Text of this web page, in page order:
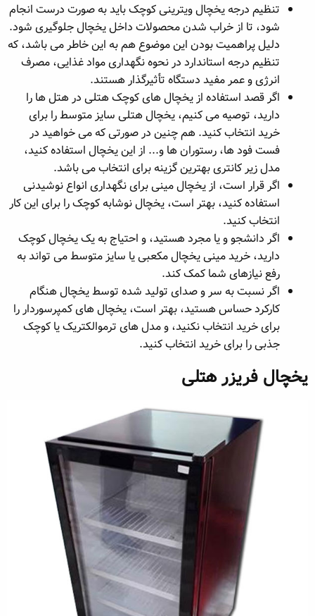
تنظیم درجه یخچال‌ ویترینی کوچک باید به صورت درست انجام
شود، تا از خراب شدن محصولات داخل یخچال جلوگیری شود.
دلیل پراهمیت بودن این موضوع هم به این خاطر می باشد، که
تنظیم درجه استاندارد در نحوه نگهداری مواد غذایی، مصرف
انرژی و عمر مفید دستگاه تأثیرگذار هستند.
اگر قصد استفاده از یخچال های کوچک هتلی در هتل ها را
دارید، توصیه می کنیم، یخچال هتلی سایز متوسط را برای
خرید انتخاب کنید. هم چنین در صورتی که می خواهید در
فست فود ها، رستوران ها و... از این یخچال استفاده کنید،
مدل زیر کانتری بهترین گزینه برای انتخاب می باشد.
اگر قرار است، از یخچال مینی برای نگهداری انواع نوشیدنی
استفاده کنید، بهتر است، یخچال نوشابه کوچک را برای این کار
انتخاب کنید.
اگر دانشجو و یا مجرد هستید، و احتیاج به یک یخچال کوچک
دارید، خرید مینی یخچال مکعبی یا سایز متوسط می تواند به
رفع نیازهای شما کمک کند.
اگر نسبت به سر و صدای تولید شده توسط یخچال هنگام
کارکرد حساس هستید، بهتر است، یخچال های کمپرسوردار را
برای خرید انتخاب نکنید، و مدل های ترموالکتریک یا کوچک
جذبی را برای خرید انتخاب کنید.
یخچال فریزر هتلی​